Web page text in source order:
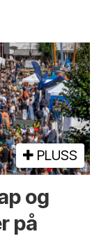
PLUSS
og
på